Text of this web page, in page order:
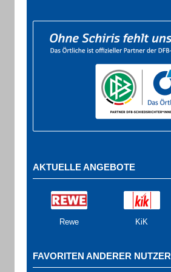
AKTUELLE ANGEBOTE
Rewe KiK
FAVORITEN ANDERER NUTZER